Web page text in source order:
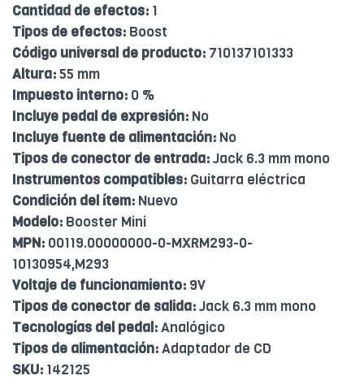
Cantidad de efectos: 1
Tipos de efectos: Boost
Código universal de producto: 710137101333
Altura:55 mm
Impuesto interno: 0 %
Incluye pedal de expresión: No
Incluye fuente de alimentación: No
Tipos de conector de entrada:Jack 6.3 mm mono
Instrumentos compatibles: Guitarra eléctrica
Condición del ítem: Nuevo
Modelo: Booster Mini
MPN: 00119.00000000-0-MXRM293-0-
10130954,M293
Voltaje de funcionamiento: 9V
Tipos de conector de salida:Jack 6.3 mm mono
Tecnologías del pedal:Analógico
Tipos de alimentación:Adaptador de CD
SKU: 142125